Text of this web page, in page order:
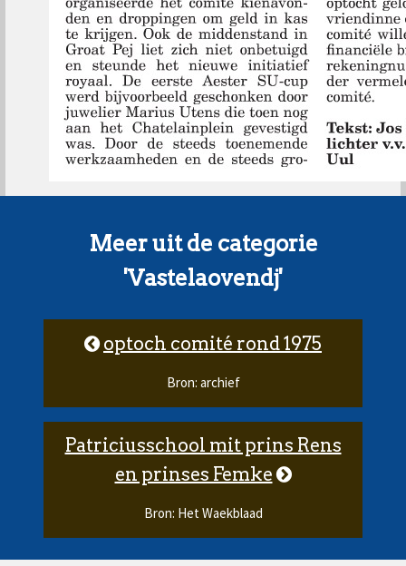
Meer uit de categorie
'Vastelaovendj'
optoch comité rond 1975
Bron: archief
Patriciusschool mit prins Rens
en prinses Femke
Bron: Het Waekblaad